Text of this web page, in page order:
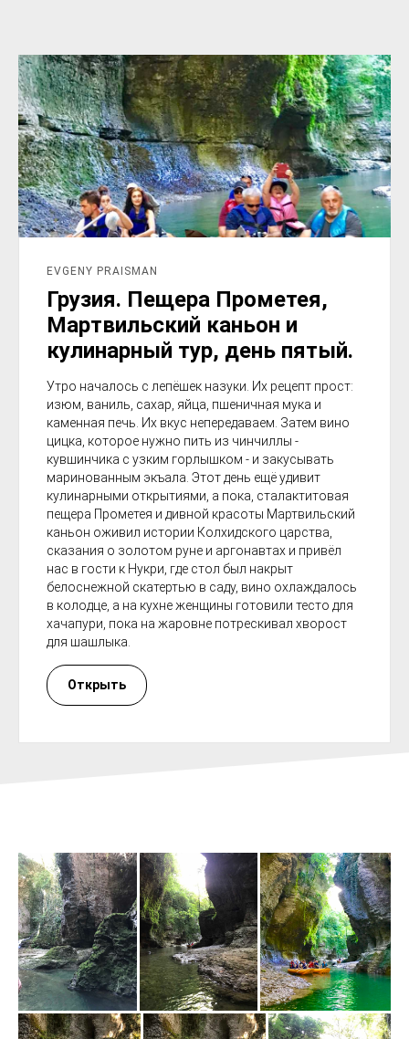
EVGENY PRAISMAN
Грузия. Пещера Прометея,
Мартвильский каньон и
кулинарный тур, день пятый.
Утро началось с лепёшек назуки. Их рецепт прост:
изюм, ваниль, сахар, яйца, пшеничная мука и
каменная печь. Их вкус непередаваем. Затем вино
цицка, которое нужно пить из чинчиллы -
кувшинчика с узким горлышком - и закусывать
маринованным экъала. Этот день ещё удивит
кулинарными открытиями, а пока, сталактитовая
пещера Прометея и дивной красоты Мартвильский
каньон оживил истории Колхидского царства,
сказания о золотом руне и аргонавтах и привёл
нас в гости к Нукри, где стол был накрыт
белоснежной скатертью в саду, вино охлаждалось
в колодце, а на кухне женщины готовили тесто для
хачапури, пока на жаровне потрескивал хворост
для шашлыка.
Открыть